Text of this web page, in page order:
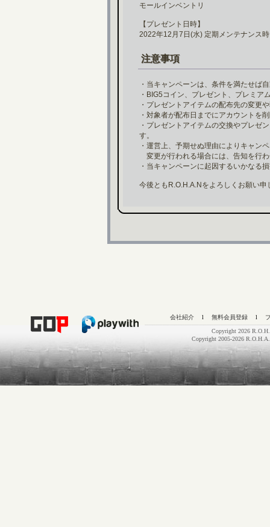
モールインベントリ
【プレゼント日時】
2022年12月7日(水) 定期メンテナンス
注意事項
・当キャンペーンは、条件を満たせば
・BIG5コイン、プレゼント、プレミア
・プレゼントアイテムの配布先の変更
・対象者が配布日までにアカウントを
・プレゼントアイテムの交換やプレゼ
す。
・運営上、予期せぬ理由によりキャン
変更が行われる場合には、告知を行
・当キャンペーンに起因するいかなる
今後ともR.O.H.A.Nをよろしくお願い申
会社紹介 l 無料会員登録 l
Copyright 2026
Copyright 2005-2026